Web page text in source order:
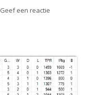
Geef een reactie